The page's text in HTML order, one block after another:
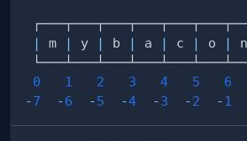
|
m | y | b | a | c | o |
0
1 2 3 4 5 6
-7 -6 -5 -4 -3 -2 -1